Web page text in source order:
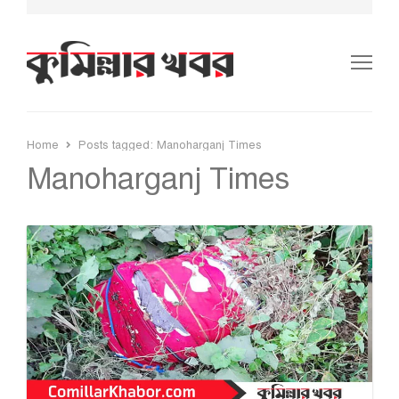
Home Posts tagged: Manoharganj Times
Manoharganj Times